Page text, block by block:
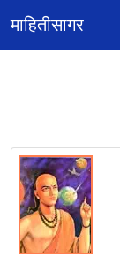
माहितीसागर